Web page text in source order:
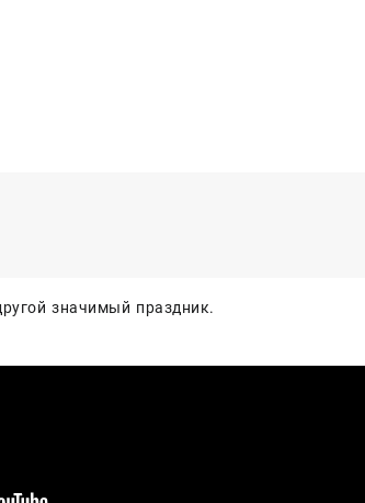
значимый праздник.